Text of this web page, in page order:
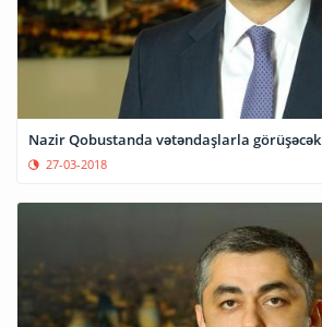
Nazir Qobustanda vətəndaşlarla görüşəcək
27-03-2018